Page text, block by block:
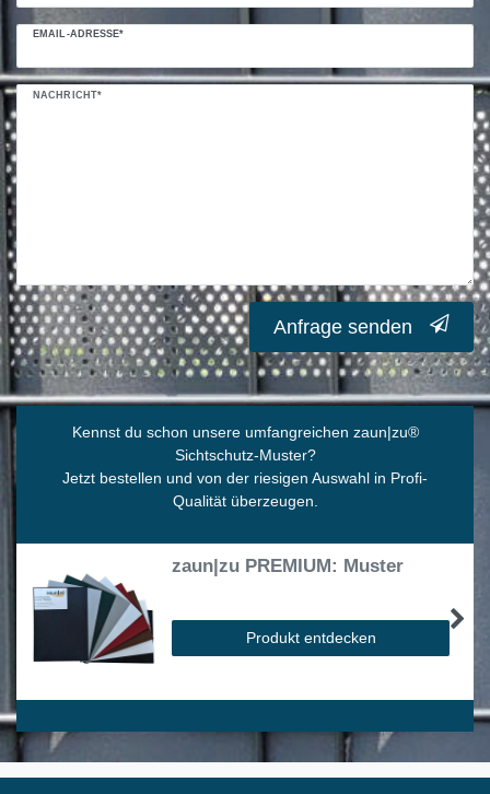
EMAIL-ADRESSE*
NACHRICHT*
Anfrage senden
Kennst du schon unsere umfangreichen zaun|zu®
Sichtschutz-Muster?
Jetzt bestellen und von der riesigen Auswahl in Profi-
Qualität überzeugen.
zaun|zu PREMIUM: Muster
Produkt entdecken